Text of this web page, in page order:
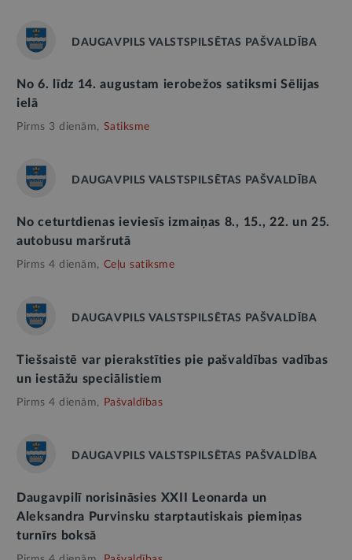
DAUGAVPILS VALSTSPILSĒTAS PAŠVALDĪBA
No 6. līdz 14. augustam ierobežos satiksmi Sēlijas
ielā
Pirms 3 dienām, Satiksme
DAUGAVPILS VALSTSPILSĒTAS PAŠVALDĪBA
No ceturtdienas ieviesīs izmaiņas 8., 15., 22. un 25.
autobusu maršrutā
Pirms 4 dienām, Ceļu satiksme
DAUGAVPILS VALSTSPILSĒTAS PAŠVALDĪBA
Tiešsaistē var pierakstīties pie pašvaldības vadības
un iestāžu speciālistiem
Pirms 4 dienām, Pašvaldības
DAUGAVPILS VALSTSPILSĒTAS PAŠVALDĪBA
Daugavpilī norisināsies XXII Leonarda un
Aleksandra Purvinsku starptautiskais piemiņas
turnīrs boksā